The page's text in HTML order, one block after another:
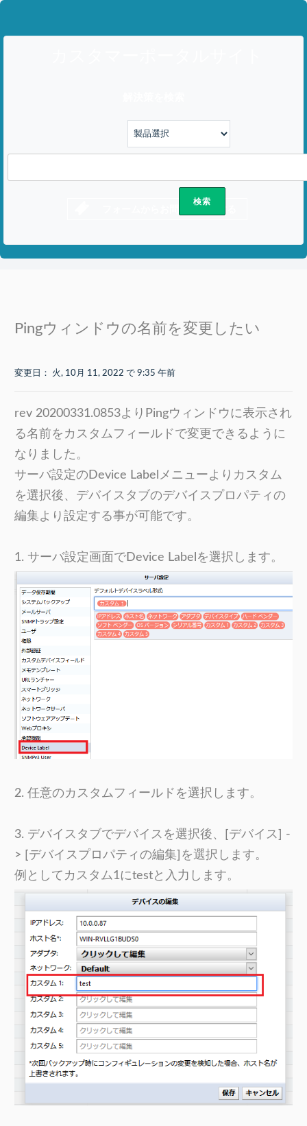
Pingウィンドウの名前を変更したい
変更日： 火, 10月 11, 2022 で 9:35 午前
rev 20200331.0853よりPingウィンドウに表示され
る名前をカスタムフィールドで変更できるように
なりました。
サーバ設定のDevice Labelメニューよりカスタム
を選択後、デバイスタブのデバイスプロパティの
編集より設定する事が可能です。
1. サーバ設定画面でDevice Labelを選択します。
2. 任意のカスタムフィールドを選択します。
3. デバイスタブでデバイスを選択後、[デバイス] -
> [デバイスプロパティの編集]を選択します。
例としてカスタム1にtestと入力します。